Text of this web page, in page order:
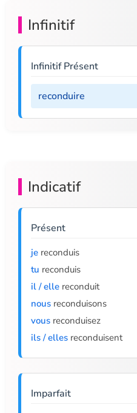
Infinitif
Infinitif Présent
reconduire
Indicatif
Présent
je reconduis
tu reconduis
il / elle reconduit
nous reconduisons
vous reconduisez
ils / elles reconduisent
Imparfait